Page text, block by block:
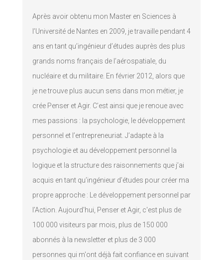
Après avoir obtenu mon Master en Sciences à
l’Université de Nantes en 2009, je travaille pendant 4
ans en tant qu’ingénieur d’études auprès des plus
grands noms français de l’aérospatiale, du
nucléaire et du militaire. En février 2012, alors que
je ne trouve plus aucun sens dans mon métier, je
crée Penser et Agir. C’est ainsi que je renoue avec
mes passions : la psychologie, le développement
personnel et l’entrepreneuriat. J’adapte à la
psychologie et au développement personnel la
logique et la structure des raisonnements que j’ai
acquis en tant qu’ingénieur d’études pour créer ma
propre approche : Le développement personnel par
l’Action. Aujourd'hui, Penser et Agir, c'est plus de
100 000 visiteurs par mois, plus de 150 000
abonnés à la newsletter et plus de 3 000
personnes qui m'ont déjà fait confiance en suivant